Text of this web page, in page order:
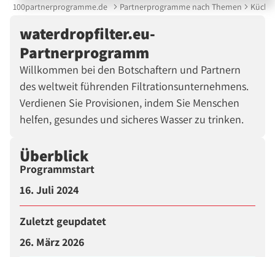
100partnerprogramme.de Partnerprogramme nach Themen
waterdropfilter.eu-
Partnerprogramm
Willkommen bei den Botschaftern und Partnern
des weltweit führenden Filtrationsunternehmens.
Verdienen Sie Provisionen, indem Sie Menschen
helfen, gesundes und sicheres Wasser zu trinken.
Überblick
Programmstart
16. Juli 2024
Zuletzt geupdatet
26. März 2026